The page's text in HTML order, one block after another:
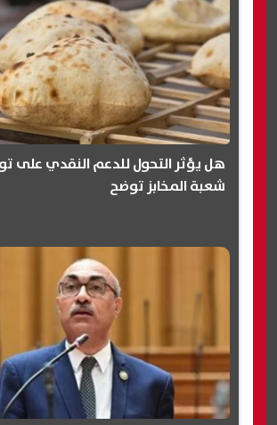
هل يؤثر التحول للدعم النقدي على
شعبة المخابز توضح